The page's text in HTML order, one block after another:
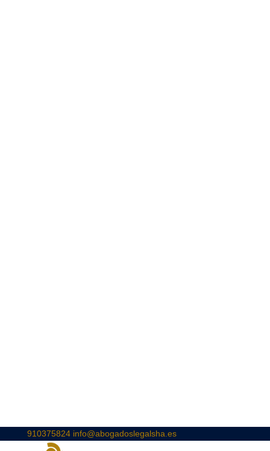
910375824 info@abogadoslegalsha.es